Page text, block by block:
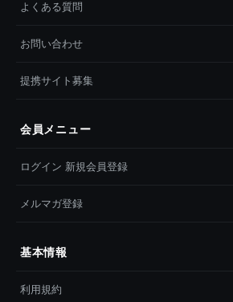
よくある質問
お問い合わせ
提携サイト募集
会員メニュー
ログイン 新規会員登録
メルマガ登録
基本情報
利用規約